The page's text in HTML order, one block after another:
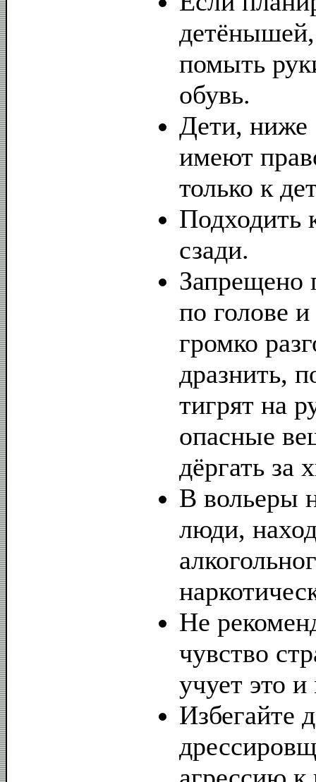
помыть
обувь.
Дети, ниже
имеют
только к
Подходить
сзади.
Запрещено
по голове
громко
дразнить,
тигрят на
опасные
дёргать за
В вольеры
люди,
Не
чувство
учует это
Избегайте